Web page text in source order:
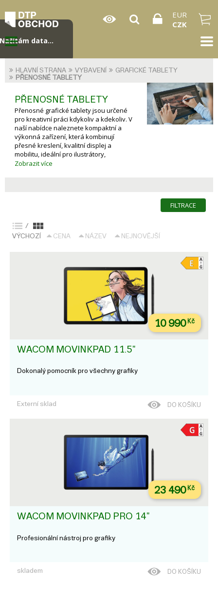
EUR
CZK
HLAVNÍ STRANA VYBAVENÍ
GRAFICKÉ TABLETY
PŘENOSNÉ TABLETY
PŘENOSNÉ TABLETY
Přenosné grafické tablety jsou určené
pro kreativní práci kdykoliv a kdekoliv. V
naší nabídce naleznete kompaktní a
výkonná zařízení, která kombinují
přesné kreslení, kvalitní displej a
mobilitu, ideální pro ilustrátory,
designéry i digitální umělce na cestách.
Zobrazit více
FILTRACE
/
VÝCHOZÍ
CENA NÁZEV NEJNOVĚJŠÍ
10 990Kč
WACOM MOVINKPAD 11.5"
Dokonalý pomocník pro všechny grafiky
Externí sklad DO KOŠÍKU
23 490Kč
WACOM MOVINKPAD PRO 14"
Profesionální nástroj pro grafiky
skladem DO KOŠÍKU
Načítám data...